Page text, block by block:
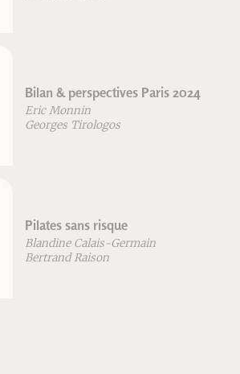
Bilan & perspectives Paris 2024
Eric Monnin
Georges Tirologos
Pilates sans risque
Blandine Calais-Germain
Bertrand Raison